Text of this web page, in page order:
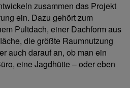
zusammen das Projekt
ein. Dazu gehört zum
Pultdach, einer Dachform aus
die größte Raumnutzung
auch darauf an, ob man ein
eine Jagdhütte – oder eben